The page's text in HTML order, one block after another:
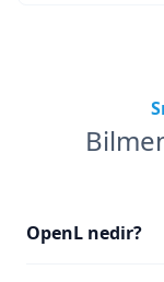
OpenL nedir?